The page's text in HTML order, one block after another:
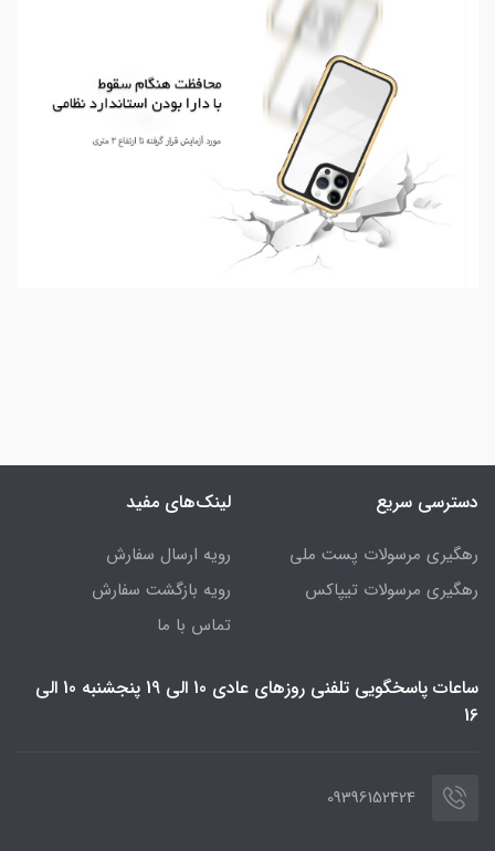
دسترسی سریع
رهگیری مرسولات پست ملی
رهگیری مرسولات تیپاکس
لینک‌های مفید
رویه ارسال سفارش
رویه بازگشت سفارش
تماس با ما
ساعات پاسخگویی تلفنی روزهای عادی 10 الی 19 پنجشنبه 10 الی
16
09396152424